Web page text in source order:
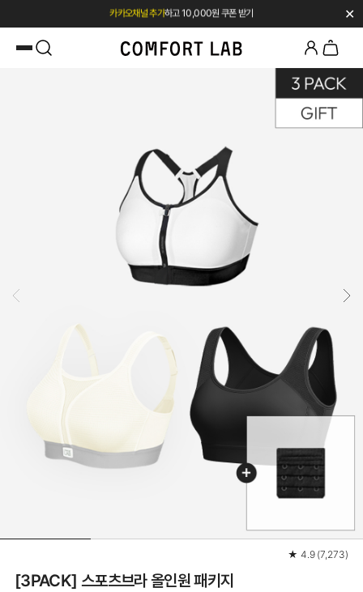
첫 구매 시 베스트셀러 50% 즉시 할인 ✕
★ 4.9 (7,273)
[3PACK] 스포츠브라 올인원 패키지